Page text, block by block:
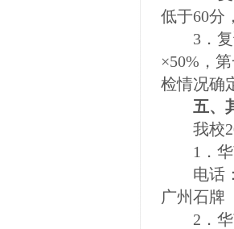
低于60分
3．复试
×50%，
检情况确
五、
我校
1．华
电话：
广州石牌
2．华